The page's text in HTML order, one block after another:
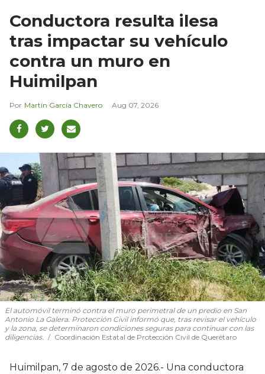
Conductora resulta ilesa
tras impactar su vehículo
contra un muro en
Huimilpan
Martín García Chavero Aug 07, 2026
El automóvil terminó contra el muro perimetral de un predio en San
Antonio La Galera. Protección Civil informó que, tras revisar el vehículo
y la zona, se determinaron condiciones seguras para continuar con las
diligencias.
Coordinación Estatal de Protección Civil de Querétaro
Huimilpan, 7 de agosto de 2026.- Una conductora